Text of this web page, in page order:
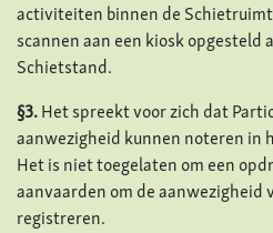
activiteiten binnen de
scannen aan een kiosk opgesteld
Schietstand.
§3. Het spreekt voor zich dat
aanwezigheid kunnen noteren in
Het is niet toegelaten om een
aanvaarden om de aanwezigheid
registreren.